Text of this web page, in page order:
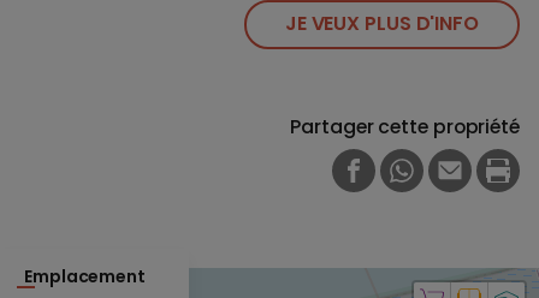
JE VEUX PLUS D'INFO
Partager cette propriété
FACEBOOK
WHATSAPP
E-MAIL
Emplacement